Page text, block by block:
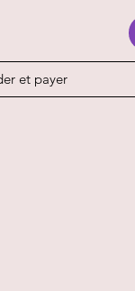
et payer